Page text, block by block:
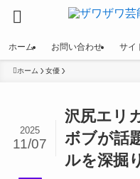
ホーム お問い合わせ サイ
ホーム 女優
沢尻エリ
ボブが話
ルを深掘
2025
11/07